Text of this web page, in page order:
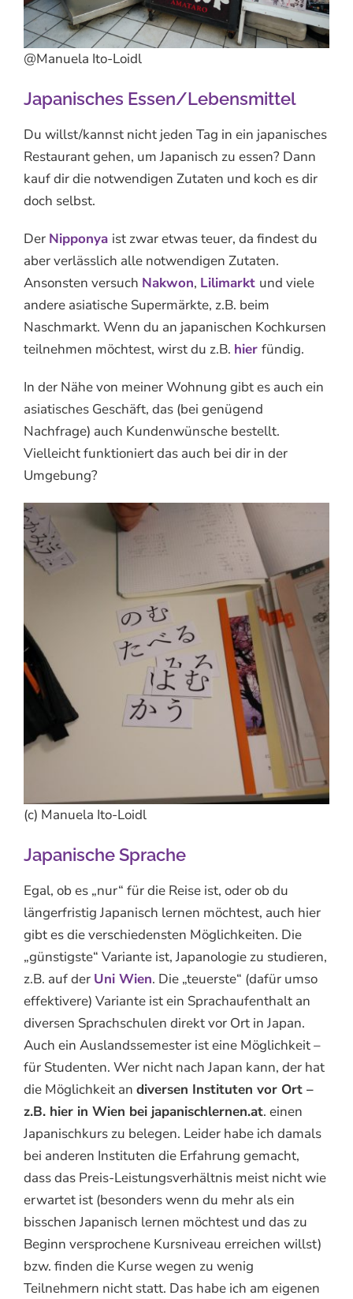
@Manuela Ito-Loidl
Japanisches Essen/Lebensmittel
Du willst/kannst nicht jeden Tag in ein japanisches
Restaurant gehen, um Japanisch zu essen? Dann
kauf dir die notwendigen Zutaten und koch es dir
doch selbst.
Der Nipponya ist zwar etwas teuer, da findest du
aber verlässlich alle notwendigen Zutaten.
Ansonsten versuch Nakwon, Lilimarkt und viele
andere asiatische Supermärkte, z.B. beim
Naschmarkt. Wenn du an japanischen Kochkursen
teilnehmen möchtest, wirst du z.B. hier fündig.
In der Nähe von meiner Wohnung gibt es auch ein
asiatisches Geschäft, das (bei genügend
Nachfrage) auch Kundenwünsche bestellt.
Vielleicht funktioniert das auch bei dir in der
Umgebung?
(c) Manuela Ito-Loidl
Japanische Sprache
Egal, ob es „nur“ für die Reise ist, oder ob du
längerfristig Japanisch lernen möchtest, auch hier
gibt es die verschiedensten Möglichkeiten. Die
„günstigste“ Variante ist, Japanologie zu studieren,
z.B. auf der Uni Wien. Die „teuerste“ (dafür umso
effektivere) Variante ist ein Sprachaufenthalt an
diversen Sprachschulen direkt vor Ort in Japan.
Auch ein Auslandssemester ist eine Möglichkeit –
für Studenten. Wer nicht nach Japan kann, der hat
die Möglichkeit an diversen Instituten vor Ort –
z.B. hier in Wien bei japanischlernen.at. einen
Japanischkurs zu belegen. Leider habe ich damals
bei anderen Instituten die Erfahrung gemacht,
dass das Preis-Leistungsverhältnis meist nicht wie
erwartet ist (besonders wenn du mehr als ein
bisschen Japanisch lernen möchtest und das zu
Beginn versprochene Kursniveau erreichen willst)
bzw. finden die Kurse wegen zu wenig
Teilnehmern nicht statt. Das habe ich am eigenen